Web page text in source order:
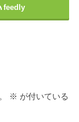
feedly
※ が付いている